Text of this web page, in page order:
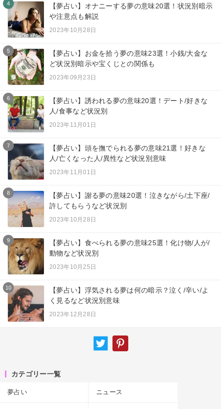
4
【夢占い】オナニーする夢の意味20選！状況別暗示
や注意点も解説
2023年10月28日
5
【夢占い】お金を拾う夢の意味23選！小銭/大金な
ど状況別暗示や宝くじとの関係も
2023年09月23日
6
【夢占い】誘われる夢の意味20選！デート/好きな
人/食事など状況別
2023年11月01日
7
【夢占い】頭を撫でられる夢の意味21選！好きな
人/亡くなった人/異性など状況別意味
2023年11月01日
8
【夢占い】謝る夢の意味20選！泣きながら/土下座/
許してもらうなど状況別
2023年10月28日
9
【夢占い】食べられる夢の意味25選！化け物/人が/
動物など状況別
2023年10月25日
10
【夢占い】浮気される夢は何の暗示？泣く/辛い/よ
く見るなど状況別意味
2023年12月28日
カテゴリー一覧
夢占い ニュース